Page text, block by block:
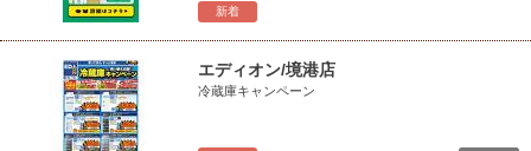
新着
エディオン/境港店
冷蔵庫キャンペーン